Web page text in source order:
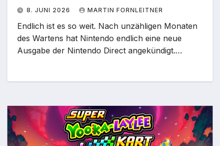
8. JUNI 2026 MARTIN FORNLEITNER
Endlich ist es so weit. Nach unzähligen Monaten
des Wartens hat Nintendo endlich eine neue
Ausgabe der Nintendo Direct angekündigt.…